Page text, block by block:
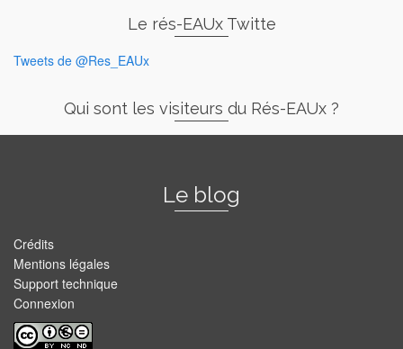
Le rés-EAUx Twitte
Tweets de @Res_EAUx
Qui sont les visiteurs du Rés-EAUx ?
Le blog
Crédits
Mentions légales
Support technique
Connexion